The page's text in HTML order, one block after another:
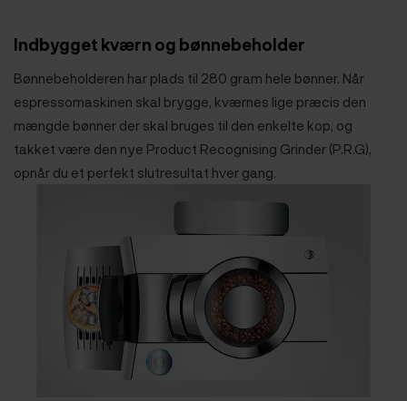
Indbygget kværn og bønnebeholder
Bønnebeholderen har plads til 280 gram hele bønner. Når
espressomaskinen skal brygge, kværnes lige præcis den
mængde bønner der skal bruges til den enkelte kop, og
takket være den nye Product Recognising Grinder (P.R.G),
opnår du et perfekt slutresultat hver gang.